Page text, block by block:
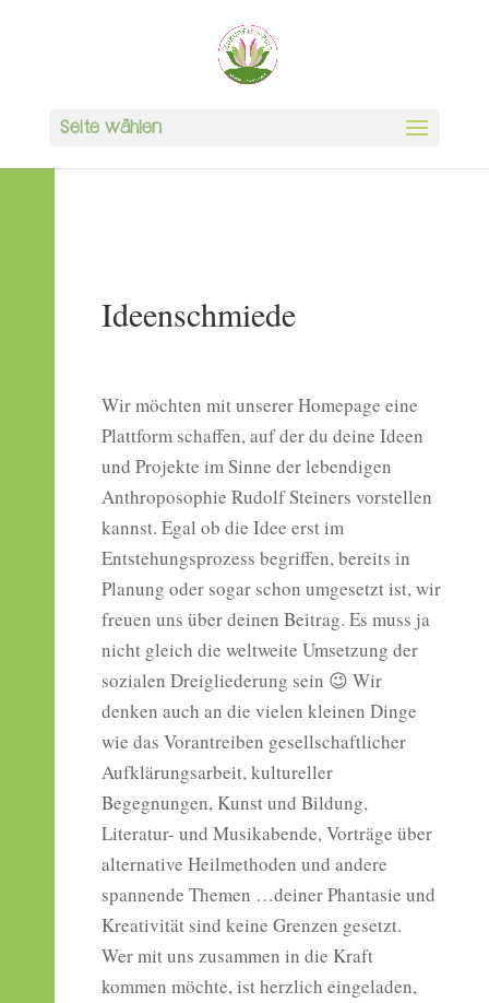
Seite wählen
Ideenschmiede
Wir möchten mit unserer Homepage eine
Plattform schaffen, auf der du deine Ideen
und Projekte im Sinne der lebendigen
Anthroposophie Rudolf Steiners vorstellen
kannst. Egal ob die Idee erst im
Entstehungsprozess begriffen, bereits in
Planung oder sogar schon umgesetzt ist, wir
freuen uns über deinen Beitrag. Es muss ja
nicht gleich die weltweite Umsetzung der
sozialen Dreigliederung sein 😉 Wir
denken auch an die vielen kleinen Dinge
wie das Vorantreiben gesellschaftlicher
Aufklärungsarbeit, kultureller
Begegnungen, Kunst und Bildung,
Literatur- und Musikabende, Vorträge über
alternative Heilmethoden und andere
spannende Themen …deiner Phantasie und
Kreativität sind keine Grenzen gesetzt.
Wer mit uns zusammen in die Kraft
kommen möchte, ist herzlich eingeladen,